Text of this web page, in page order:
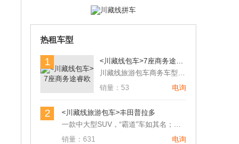
热租车型
1
<川藏线包车>7座商务途睿欧
川藏线旅游包车商务车型，可以满足4人以上7人以下的朋友出行，…
销量：53
电询
2
<川藏线旅游包车>丰田普拉多
一款中大型SUV，“霸道”车如其名；具有绝对相信的越野机能，…
销量：631
电询